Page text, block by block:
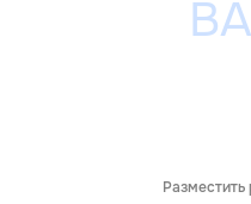
Разместить